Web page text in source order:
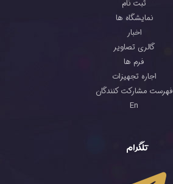
ثبت نام
نمایشگاه ها
اخبار
گالری تصاویر
فرم ها
اجاره تجهیزات
فهرست مشارکت کنندگان
En
تلگرام